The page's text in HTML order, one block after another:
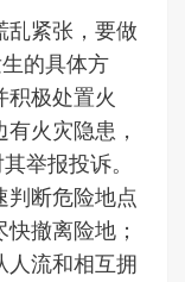
乱紧张，要做
的具体方
积极处置火
火灾隐患，
举报投诉。
判断危险地点
撤离险地；
人流和相互拥